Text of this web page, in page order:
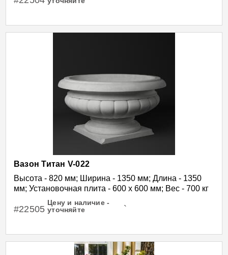
Вазон Титан V-022
Высота - 820 мм; Ширина - 1350 мм; Длина - 1350
мм; Установочная плита - 600 х 600 мм; Вес - 700 кг
#22505
Цену и наличие -
уточняйте
`